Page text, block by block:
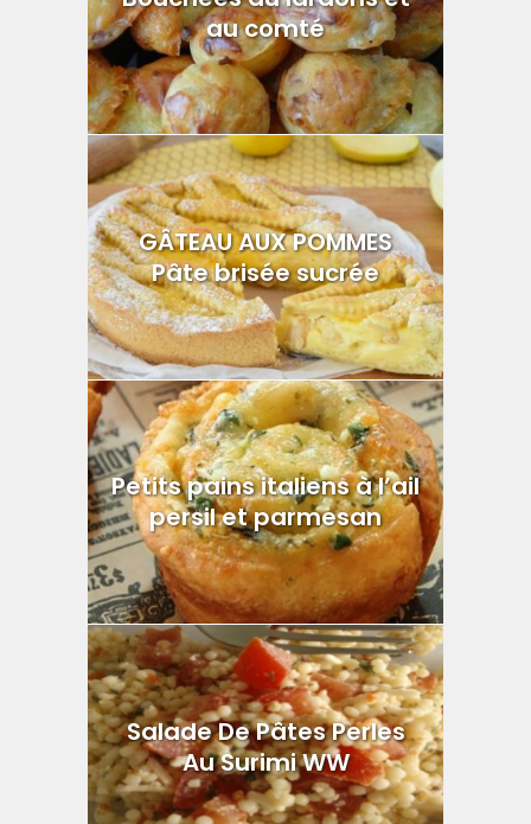
au comté
GÂTEAU AUX POMMES
Pâte brisée sucrée
Petits pains italiens à l’ail
persil et parmesan
Salade De Pâtes Perles
Au Surimi WW